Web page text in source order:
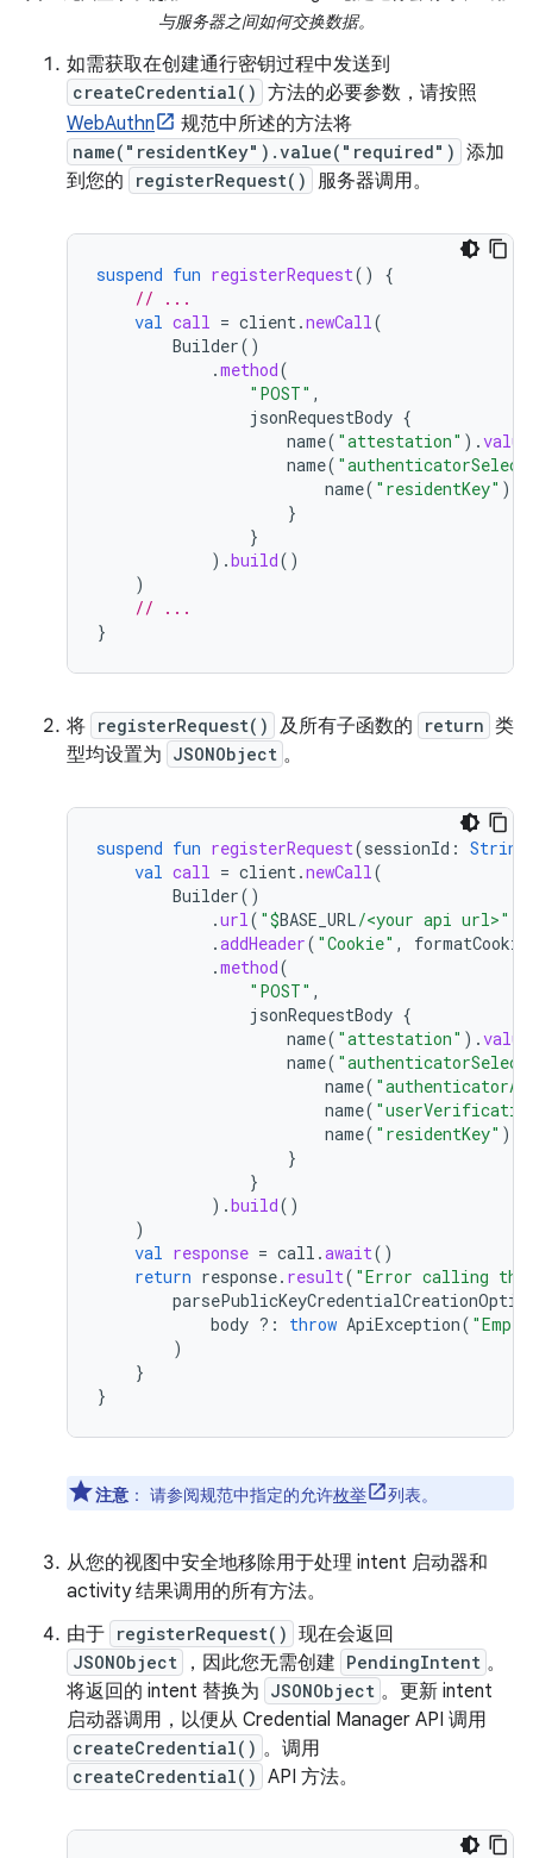
与服务器之间如何交换数据。
如需获取在创建通行密钥过程中发送到
createCredential() 方法的必要参数，请按照
WebAuthn
规范中所述的方法将
name("residentKey").value("required") 添加
到您的
registerRequest() 服务器调用。
suspend fun registerRequest()
{
// ...
val call = client.newCall(
Builder()
.method(
"POST" ,
jsonRequestBody {
name( "attestation" ).value
name(
name( "residentKey" ).
}
}
).build()
)
// ...
}
将 registerRequest() 及所有子函数的 return 类
型均设置为 JSONObject 。
suspend fun registerRequest(sessionId : String
val call = client.newCall(
Builder()
.url( "$BASE_URL/<your api url>"
.addHeader( "Cookie" , formatCookie
.method(
"POST" ,
jsonRequestBody {
name( "attestation" ).value
name(
name(
name(
name( "residentKey" ).
}
}
).build()
)
val response = call .await()
return response. result( "Error calling
body ?: throw ApiException(
)
}
}
注意 ： 请参阅规范中指定的允许枚举 列表。
从您的视图中安全地移除用于处理 intent 启动器和
activity 结果调用的所有方法。
由于 registerRequest() 现在会返回
JSONObject ，因此您无需创建 PendingIntent 。
将返回的 intent 替换为 JSONObject 。更新 intent
启动器调用，以便从 Credential Manager API 调用
createCredential() 。调用
createCredential() API 方法。